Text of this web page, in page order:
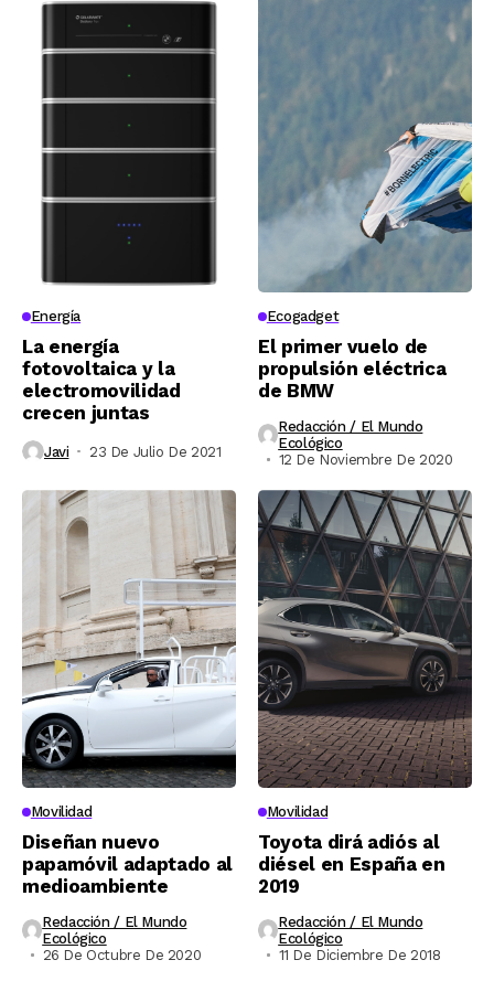
Energía
La energía
fotovoltaica y la
electromovilidad
crecen juntas
Javi 23 De Julio De 2021
Ecogadget
El primer vuelo de
propulsión eléctrica
de BMW
Redacción / El Mundo
Ecológico
12 De Noviembre De 2020
Movilidad
Diseñan nuevo
papamóvil adaptado al
medioambiente
Redacción / El Mundo
Ecológico
26 De Octubre De 2020
Movilidad
Toyota dirá adiós al
diésel en España en
2019
Redacción / El Mundo
Ecológico
11 De Diciembre De 2018